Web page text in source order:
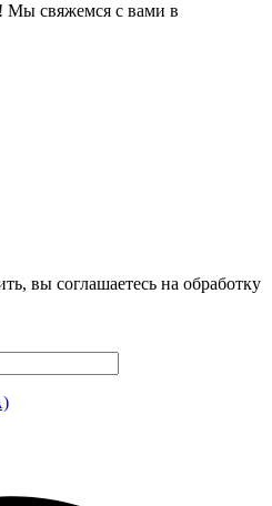
Мы свяжемся с вами в
вы соглашаетесь на обработку